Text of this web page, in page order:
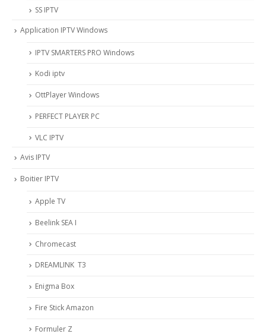
SS IPTV
Application IPTV Windows
IPTV SMARTERS PRO Windows
Kodi iptv
OttPlayer Windows
PERFECT PLAYER PC
VLC IPTV
Avis IPTV
Boitier IPTV
Apple TV
Beelink SEA I
Chromecast
DREAMLINK T3
Enigma Box
Fire Stick Amazon
Formuler Z